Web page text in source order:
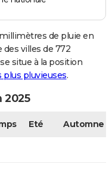
de pluie en
villes de 772
situe à la position
plus pluvieuses.
2025
Eté Automne